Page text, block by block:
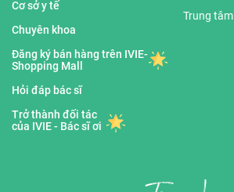
Cơ sở y tế
Chuyên khoa
Đăng ký bán hàng trên IVIE-
Shopping Mall
Hỏi đáp bác sĩ
Trở thành đối tác
của IVIE - Bác sĩ ơi
Trung